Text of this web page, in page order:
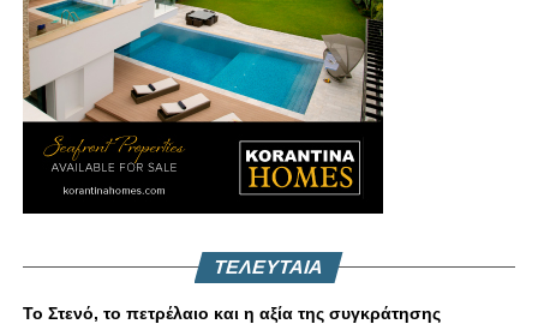
ΤΕΛΕΥΤΑΙΑ
Το Στενό, το πετρέλαιο και η αξία της συγκράτησης